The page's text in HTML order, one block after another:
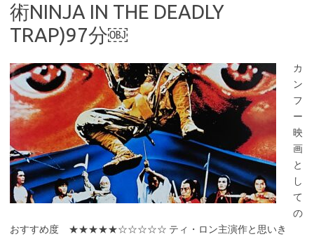
術NINJA IN THE DEADLY
TRAP)97分￼
カ
ン
フ
ー
映
画
と
し
て
の
おすすめ度 ★★★★★☆☆☆☆☆ ティ・ロン主演作と思いき